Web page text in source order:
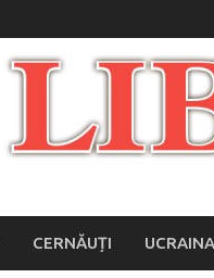
CERNĂUȚI UCRAINA